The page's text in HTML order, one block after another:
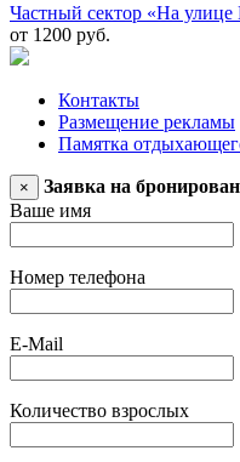
Частный сектор «На
от 1200 руб.
Контакты
Размещение рекламы
Памятка
×
Заявка на
Ваше имя
Номер телефона
E-Mail
Количество взрослых